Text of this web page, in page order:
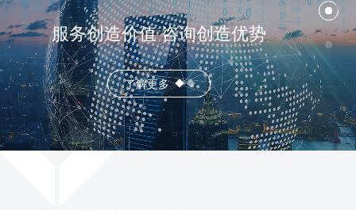
服务创造价值 咨询创造优势
了解更多